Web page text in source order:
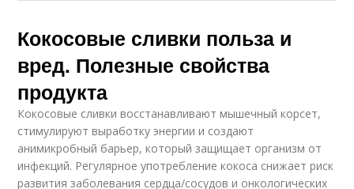
Кокосовые сливки польза и
вред. Полезные свойства
продукта
Кокосовые сливки восстанавливают мышечный корсет,
стимулируют выработку энергии и создают
анимикробный барьер, который защищает организм от
инфекций. Регулярное употребление кокоса снижает риск
развития заболевания сердца/сосудов и онкологических